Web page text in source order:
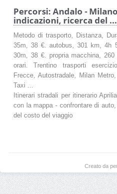
Percorsi: Andalo -
indicazioni, ricerca del ...
Metodo di trasporto, Distanza,
35m, 38 €. autobus, 301 km, 4h
30m, 38 €. propria macchina,
orari. Trentino trasporti
Frecce, Autostradale, Milan
Taxi ...
Itinerari stradali per itinerario
con la mappa - confrontare di
del costo del viaggio
Creato da